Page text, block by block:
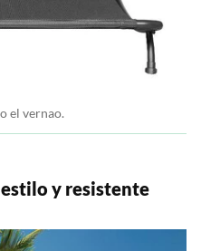
el vernao.
y resistente